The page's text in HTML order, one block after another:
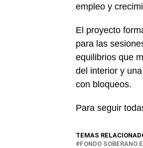
empleo y
El proyecto
para las
equilibrios que
del interior y
con bloqueos.
Para seguir
TEMAS
FONDO SOBERANO